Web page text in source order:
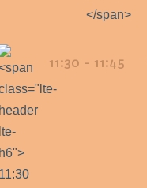
11:30 - 11:45